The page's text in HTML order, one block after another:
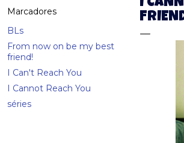
Marcadores
BLs
From now on be my best
friend!
I Can't Reach You
I Cannot Reach You
séries
I